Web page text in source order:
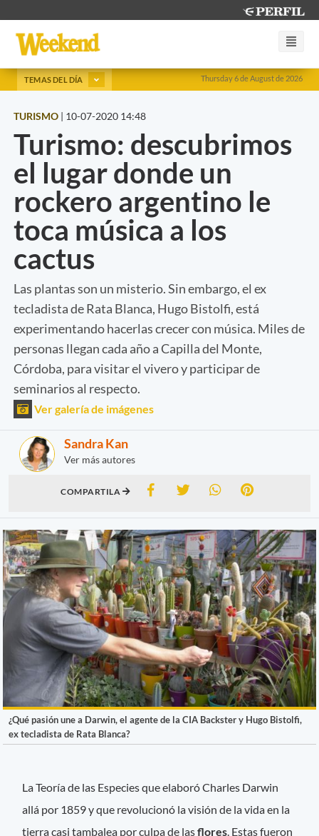
Thursday 6 de August de 2026
TEMAS DEL DÍA
TURISMO | 10-07-2020 14:48
Turismo: descubrimos
el lugar donde un
rockero argentino le
toca música a los
cactus
Las plantas son un misterio. Sin embargo, el ex
tecladista de Rata Blanca, Hugo Bistolfi, está
experimentando hacerlas crecer con música. Miles de
personas llegan cada año a Capilla del Monte,
Córdoba, para visitar el vivero y participar de
seminarios al respecto.
Ver galería de imágenes
Sandra Kan
Ver más autores
COMPARTILA
¿Qué pasión une a Darwin, el agente de la CIA Backster y Hugo Bistolfi,
ex tecladista de Rata Blanca?
La Teoría de las Especies que elaboró Charles Darwin
allá por 1859 y que revolucionó la visión de la vida en la
tierra casi tambalea por culpa de lasflores . Estas fueron